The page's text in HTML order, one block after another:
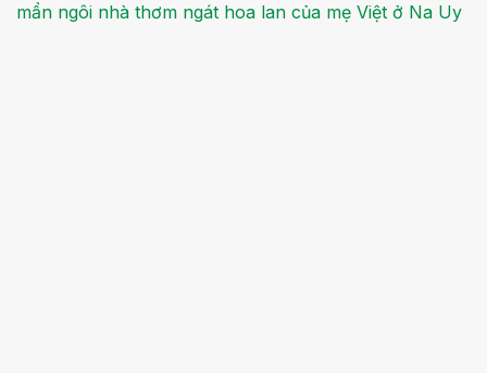
mẩn ngôi nhà thơm ngát hoa lan của mẹ Việt ở Na Uy